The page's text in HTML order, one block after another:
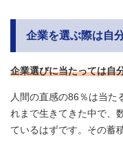
企業を選ぶ際は自
企業選びに当たっては自
人間の直感の86％は当た
れまで生きてきた中で、
ているはずです。その蓄